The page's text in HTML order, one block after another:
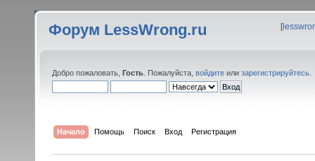
Форум LessWrong.ru [
Добро пожаловать, Гость . Пожалуйста, войдите или зарегистрируйтесь
Начало Помощь Поиск Вход Регистрация